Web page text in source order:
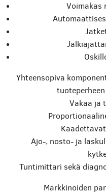
Voimakas
Yhteensopiva
Vakaa ja
Ajo-, nosto- ja
Tuntimittari sekä
Markkinoiden